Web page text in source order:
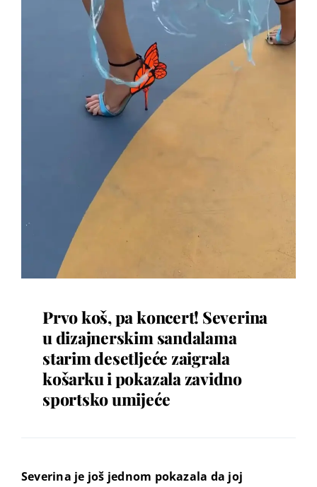
Prvo koš, pa koncert! Severina
u dizajnerskim sandalama
starim desetljeće zaigrala
košarku i pokazala zavidno
sportsko umijeće
Severina je još jednom pokazala da joj